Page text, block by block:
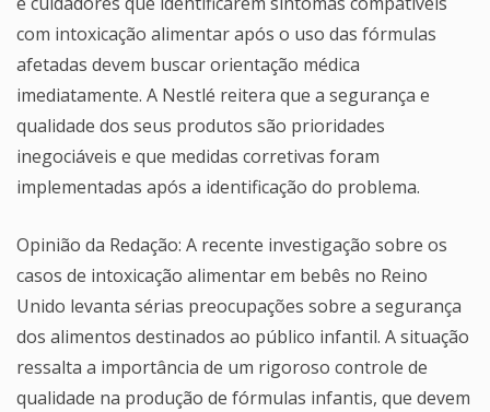
com intoxicação alimentar após o uso das fórmulas
afetadas devem buscar orientação médica
imediatamente. A Nestlé reitera que a segurança e
qualidade dos seus produtos são prioridades
inegociáveis e que medidas corretivas foram
implementadas após a identificação do problema.
Opinião da Redação: A recente investigação sobre os
casos de intoxicação alimentar em bebês no Reino
Unido levanta sérias preocupações sobre a segurança
dos alimentos destinados ao público infantil. A situação
ressalta a importância de um rigoroso controle de
qualidade na produção de fórmulas infantis, que devem